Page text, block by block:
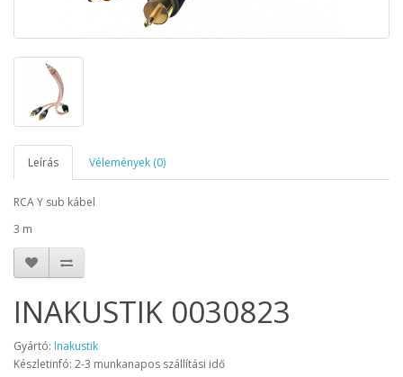
Leírás Vélemények (0)
RCA Y sub kábel
3 m
INAKUSTIK 0030823
Gyártó: Inakustik
Készletinfó: 2-3 munkanapos szállítási idő